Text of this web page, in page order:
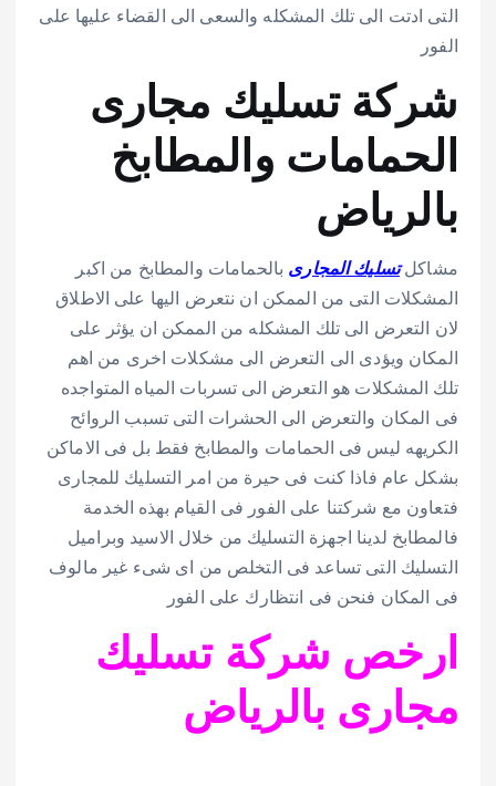
التى ادتت الى تلك المشكله والسعى الى القضاء عليها على
الفور
شركة تسليك مجارى
الحمامات والمطابخ
بالرياض
مشاكلتسليك المجارى بالحمامات والمطابخ من اكبر
المشكلات التى من الممكن ان نتعرض اليها على الاطلاق
لان التعرض الى تلك المشكله من الممكن ان يؤثر على
المكان ويؤدى الى التعرض الى مشكلات اخرى من اهم
تلك المشكلات هو التعرض الى تسربات المياه المتواجده
فى المكان والتعرض الى الحشرات التى تسبب الروائح
الكريهه ليس فى الحمامات والمطابخ فقط بل فى الاماكن
بشكل عام فاذا كنت فى حيرة من امر التسليك للمجارى
فتعاون مع شركتنا على الفور فى القيام بهذه الخدمة
فالمطابخ لدينا اجهزة التسليك من خلال الاسيد وبراميل
التسليك التى تساعد فى التخلص من اى شىء غير مالوف
فى المكان فنحن فى انتظارك على الفور
ارخص شركة تسليك
مجارى بالرياض